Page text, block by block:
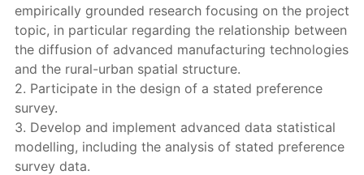
empirically grounded research focusing on the project
topic, in particular regarding the relationship between
the diffusion of advanced manufacturing technologies
and the rural-urban spatial structure.
2. Participate in the design of a stated preference
survey.
3. Develop and implement advanced data statistical
modelling, including the analysis of stated preference
survey data.